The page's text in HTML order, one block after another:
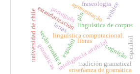
linguística de corpus
linguística computacional.
inteligência artificial
letras
apresentação
seção temática cognição
estandarización
gramáticas
universidad de chile
enseñanza de gramática
tradición gramatical
español
português
espanhol
libras
fraseologia
pln velhice